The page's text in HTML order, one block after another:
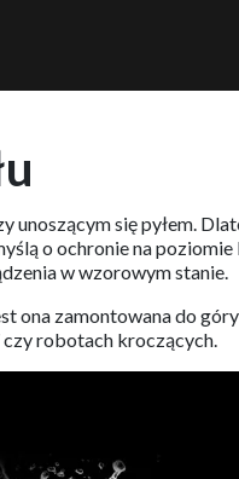
się pyłem.
o ochronie na
w wzorowym stanie.
ona zamontowana do
robotach kroczących.